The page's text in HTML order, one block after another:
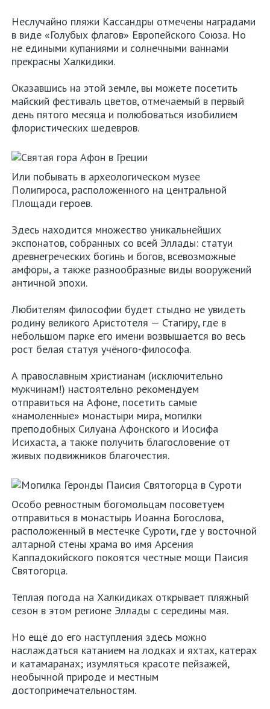
Неслучайно пляжи Кассандры отмечены наградами
в виде «Голубых флагов» Европейского Союза. Но
не едиными купаниями и солнечными ваннами
прекрасны Халкидики.
Оказавшись на этой земле, вы можете посетить
майский фестиваль цветов, отмечаемый в первый
день пятого месяца и полюбоваться изобилием
флористических шедевров.
Или побывать в археологическом музее
Полигироса, расположенного на центральной
Площади героев.
Здесь находится множество уникальнейших
экспонатов, собранных со всей Эллады: статуи
древнегреческих богинь и богов, всевозможные
амфоры, а также разнообразные виды вооружений
античной эпохи.
Любителям философии будет стыдно не увидеть
родину великого Аристотеля — Стагиру, где в
небольшом парке его имени возвышается во весь
рост белая статуя учёного-философа.
А православным христианам (исключительно
мужчинам!) настоятельно рекомендуем
отправиться на Афоне, посетить самые
«намоленные» монастыри мира, могилки
преподобных Силуана Афонского и Иосифа
Исихаста, а также получить благословение от
живых подвижников благочестия.
Особо ревностным богомольцам посоветуем
отправиться в монастырь Иоанна Богослова,
расположенный в местечке Суроти, где у восточной
алтарной стены храма во имя Арсения
Каппадокийского покоятся честные мощи Паисия
Святогорца.
Тёплая погода на Халкидиках открывает пляжный
сезон в этом регионе Эллады с середины мая.
Но ещё до его наступления здесь можно
наслаждаться катанием на лодках и яхтах, катерах
и катамаранах; изумляться красоте пейзажей,
необычной природе и местным
достопримечательностям.